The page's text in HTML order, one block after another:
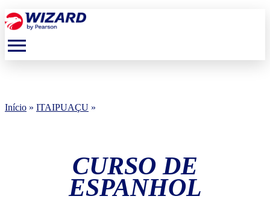
menu
Início » ITAIPUAÇU »
CURSO DE
ESPANHOL